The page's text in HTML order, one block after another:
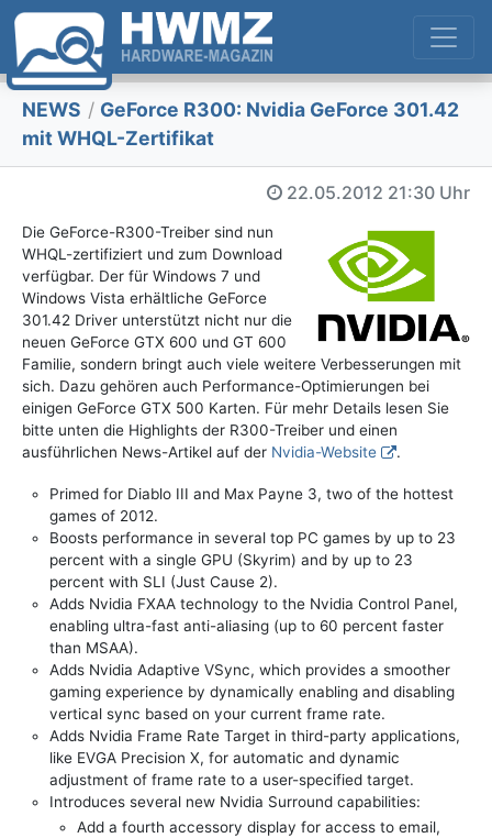
NEWS / GeForce R300: Nvidia GeForce 301.42
mit WHQL-Zertifikat
22.05.2012 21:30 Uhr
Die GeForce-R300-Treiber sind nun
WHQL-zertifiziert und zum Download
verfügbar. Der für Windows 7 und
Windows Vista erhältliche GeForce
301.42 Driver unterstützt nicht nur die
neuen GeForce GTX 600 und GT 600
Familie, sondern bringt auch viele weitere Verbesserungen mit
sich. Dazu gehören auch Performance-Optimierungen bei
einigen GeForce GTX 500 Karten. Für mehr Details lesen Sie
bitte unten die Highlights der R300-Treiber und einen
ausführlichen News-Artikel auf der Nvidia-Website .
Primed for Diablo III and Max Payne 3, two of the hottest
games of 2012.
Boosts performance in several top PC games by up to 23
percent with a single GPU (Skyrim) and by up to 23
percent with SLI (Just Cause 2).
Adds Nvidia FXAA technology to the Nvidia Control Panel,
enabling ultra-fast anti-aliasing (up to 60 percent faster
than MSAA).
Adds Nvidia Adaptive VSync, which provides a smoother
gaming experience by dynamically enabling and disabling
vertical sync based on your current frame rate.
Adds Nvidia Frame Rate Target in third-party applications,
like EVGA Precision X, for automatic and dynamic
adjustment of frame rate to a user-specified target.
Introduces several new Nvidia Surround capabilities:
Add a fourth accessory display for access to email,